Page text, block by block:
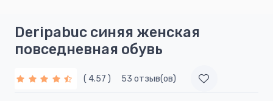
Deripabuc синяя женская
повседневная обувь
( 4.57 ) 53 отзыв(ов)